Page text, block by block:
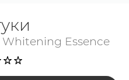
Essence